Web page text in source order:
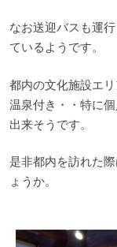
なお送迎バスも運
ているようです。
都内の文化施設エ
温泉付き・・特に
出来そうです。
是非都内を訪れた
ょうか。